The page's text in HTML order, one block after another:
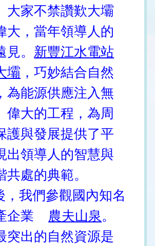
大家不禁讚歎大壩
大，當年領導人的
見。新豐江水電站
壩 ，巧妙結合自然
為能源供應注入無
偉大的工程，為周
護與發展提供了平
出領導人的智慧與
共處的典範。
我們參觀國內知名
企業 農夫山泉。
突出的自然資源是